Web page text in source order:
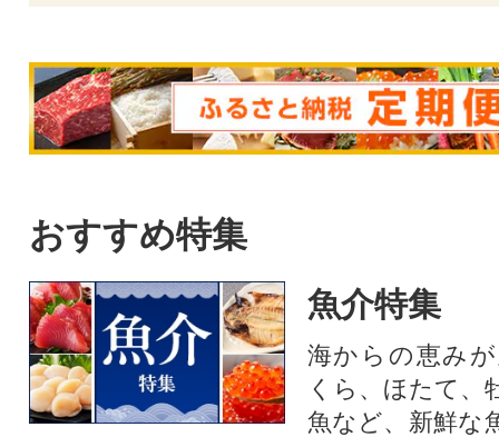
おすすめ特集
魚介特集
海からの恵み
くら、ほたて、
魚など、新鮮な